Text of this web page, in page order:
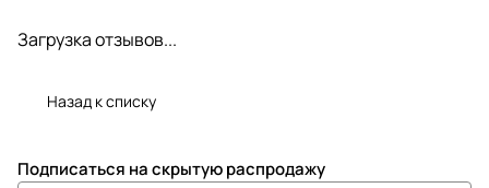
Загрузка отзывов...
Назад к списку
Подписаться на скрытую распродажу